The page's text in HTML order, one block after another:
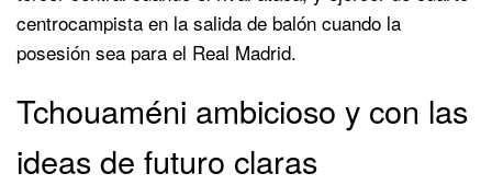
centrocampista en la salida de balón cuando la
posesión sea para el Real Madrid.
Tchouaméni ambicioso y con las
ideas de futuro claras